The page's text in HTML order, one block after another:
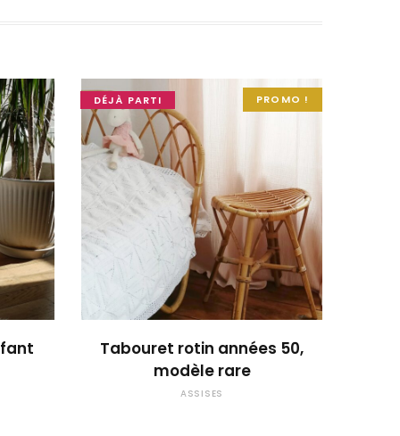
PROMO !
DÉJÀ PARTI
Tabouret rotin années 50,
modèle rare
ASSISES